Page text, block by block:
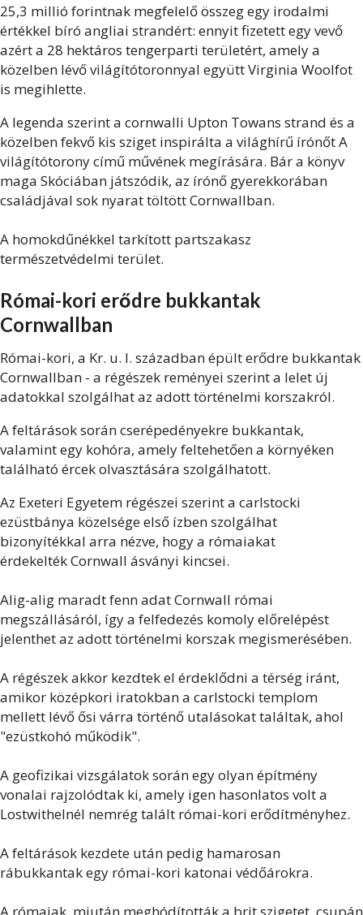
25,3 millió forintnak megfelelő összeg egy irodalmi
értékkel bíró angliai strandért: ennyit fizetett egy vevő
azért a 28 hektáros tengerparti területért, amely a
közelben lévő világítótoronnyal együtt Virginia Woolfot
is megihlette.
A legenda szerint a cornwalli Upton Towans strand és a
közelben fekvő kis sziget inspirálta a világhírű írónőt A
világítótorony című művének megírására. Bár a könyv
maga Skóciában játszódik, az írónő gyerekkorában
családjával sok nyarat töltött Cornwallban.
A homokdűnékkel tarkított partszakasz
természetvédelmi terület.
Római-kori erődre bukkantak
Cornwallban
Római-kori, a Kr. u. I. században épült erődre bukkantak
Cornwallban - a régészek reményei szerint a lelet új
adatokkal szolgálhat az adott történelmi korszakról.
A feltárások során cserépedényekre bukkantak,
valamint egy kohóra, amely feltehetően a környéken
található ércek olvasztására szolgálhatott.
Az Exeteri Egyetem régészei szerint a carlstocki
ezüstbánya közelsége első ízben szolgálhat
bizonyítékkal arra nézve, hogy a rómaiakat
érdekelték Cornwall ásványi kincsei.
Alig-alig maradt fenn adat Cornwall római
megszállásáról, így a felfedezés komoly előrelépést
jelenthet az adott történelmi korszak megismerésében.
A régészek akkor kezdtek el érdeklődni a térség iránt,
amikor középkori iratokban a carlstocki templom
mellett lévő ősi várra történő utalásokat találtak, ahol
"ezüstkohó működik".
A geofizikai vizsgálatok során egy olyan építmény
vonalai rajzolódtak ki, amely igen hasonlatos volt a
Lostwithelnél nemrég talált római-kori erődítményhez.
A feltárások kezdete után pedig hamarosan
rábukkantak egy római-kori katonai védőárokra.